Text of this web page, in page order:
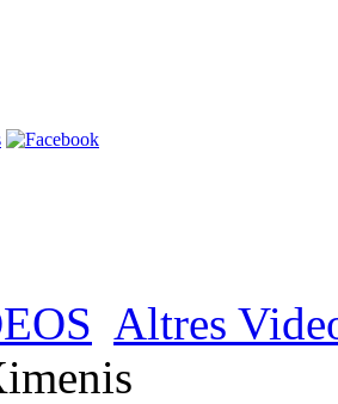
Altres